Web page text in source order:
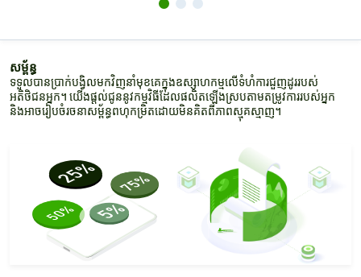
សម្ព័ន្ធ
ទទួលបានប្រាក់បង្វិលមកវិញនាំមុខគេក្នុងឧស្សាហកម្មលើទំហំការជួញដូររបស់
អតិថិជនអ្នក។ យើងផ្តល់ជូននូវកម្មវិធីដែលផលិតឡើងស្របតាមតម្រូវការរបស់អ្នក
និងអាចរៀបចំរចនាសម្ព័ន្ធពហុកម្រិតដោយមិនគិតពីភាពស្មុគស្មាញ។